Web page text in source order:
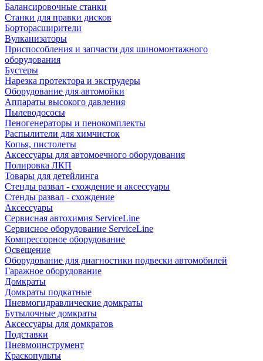
Балансировочные станки
Станки для правки дисков
Борторасширители
Вулканизаторы
Приспособления и запчасти для шиномонтажного
оборудования
Бустеры
Нарезка протектора и экструдеры
Оборудование для автомойки
Аппараты высокого давления
Пылеводососы
Пеногенераторы и пенокомплекты
Распылители для химчисток
Копья, пистолеты
Аксессуары для автомоечного оборудования
Полировка ЛКП
Товары для детейлинга
Стенды развал - схождение и аксессуары
Стенды развал - схождение
Аксессуары
Сервисная автохимия ServiceLine
Сервисное оборудование ServiceLine
Компрессорное оборудование
Освещение
Оборудование для диагностики подвески автомобилей
Гаражное оборудование
Домкраты
Домкраты подкатные
Пневмогидравлические домкраты
Бутылочные домкраты
Аксессуары для домкратов
Подставки
Пневмоинструмент
Краскопульты